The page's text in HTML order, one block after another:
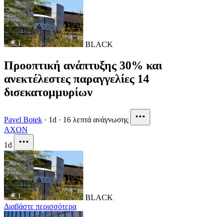
BLACK
Προοπτική ανάπτυξης 30% και
ανεκτέλεστες παραγγελίες 14
δισεκατομμυρίων
Pavel Botek · 1d · 16 λεπτά ανάγνωσης
AXON
1d
BLACK
Διαβάστε περισσότερα